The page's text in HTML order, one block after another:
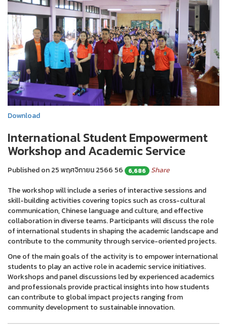
Download
International Student Empowerment
Workshop and Academic Service
Published on 25 พฤศจิกายน 2566 56 6,686
Share
The workshop will include a series of interactive sessions and
skill-building activities covering topics such as cross-cultural
communication, Chinese language and culture, and effective
collaboration in diverse teams. Participants will discuss the role
of international students in shaping the academic landscape and
contribute to the community through service-oriented projects.
One of the main goals of the activity is to empower international
students to play an active role in academic service initiatives.
Workshops and panel discussions led by experienced academics
and professionals provide practical insights into how students
can contribute to global impact projects ranging from
community development to sustainable innovation.